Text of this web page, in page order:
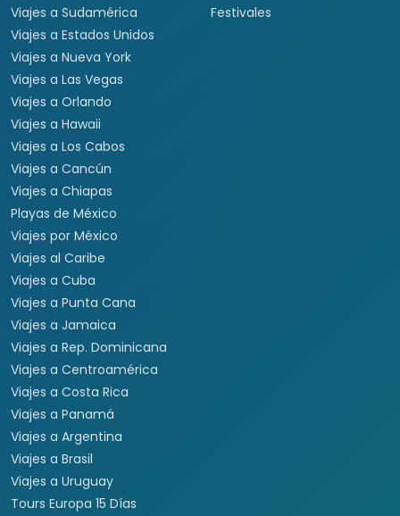
Viajes a Sudamérica
Viajes a Estados Unidos
Viajes a Nueva York
Viajes a Las Vegas
Viajes a Orlando
Viajes a Hawaii
Viajes a Los Cabos
Viajes a Cancún
Viajes a Chiapas
Playas de México
Viajes por México
Viajes al Caribe
Viajes a Cuba
Viajes a Punta Cana
Viajes a Jamaica
Viajes a Rep. Dominicana
Viajes a Centroamérica
Viajes a Costa Rica
Viajes a Panamá
Viajes a Argentina
Viajes a Brasil
Viajes a Uruguay
Tours Europa 15 Días
Festivales